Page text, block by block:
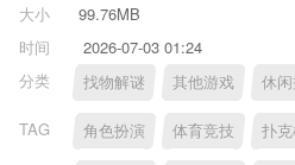
大小
99.76MB
时间
2026-07-03 01:24
分类
找物解谜 其他游戏 休
TAG 角色扮演 体育竞技 扑